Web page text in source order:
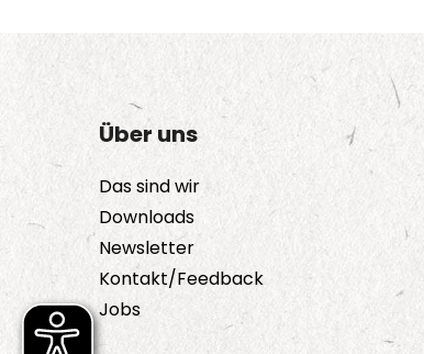
Über uns
Das sind wir
Downloads
Newsletter
Kontakt/Feedback
Jobs